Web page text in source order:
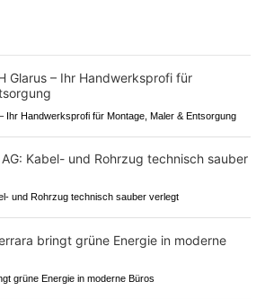
Ihr Handwerksprofi für Montage, Maler & Entsorgung
und Rohrzug technisch sauber verlegt
grüne Energie in moderne Büros